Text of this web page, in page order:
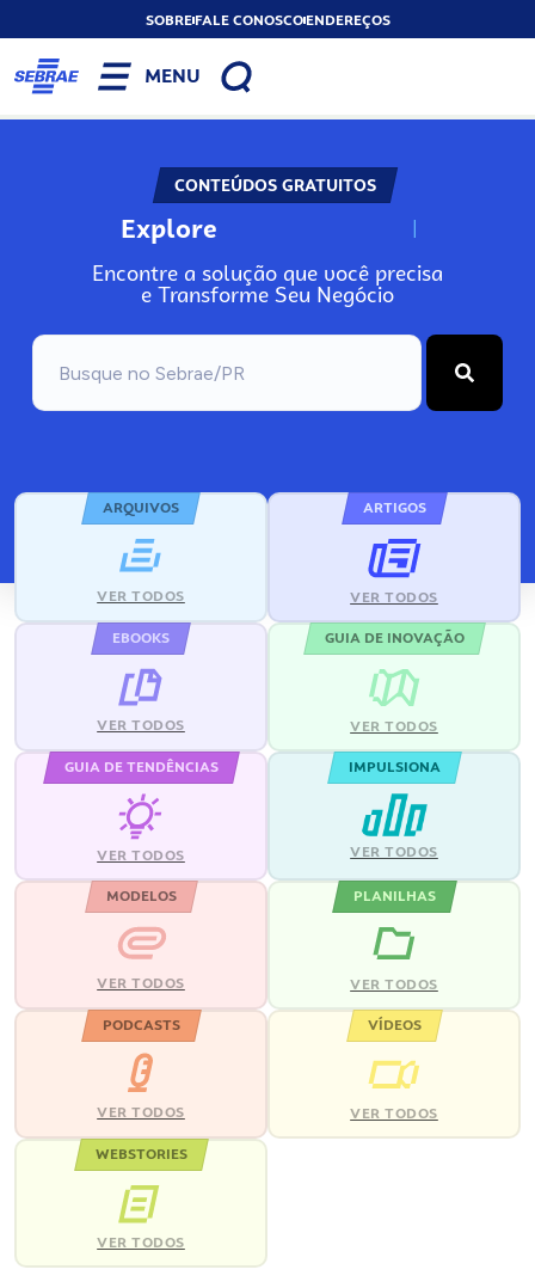
SOBREFALE CONOSCOENDEREÇOS
MENU
CONTEÚDOS GRATUITOS
Explore N
Encontre a solução que você precisa
e Transforme Seu Negócio
ARQUIVOS
VER TODOS
ARTIGOS
VER TODOS
EBOOKS
VER TODOS
GUIA DE INOVAÇÃO
VER TODOS
GUIA DE TENDÊNCIAS
VER TODOS
IMPULSIONA
VER TODOS
MODELOS
VER TODOS
PLANILHAS
VER TODOS
PODCASTS
VER TODOS
VÍDEOS
VER TODOS
WEBSTORIES
VER TODOS